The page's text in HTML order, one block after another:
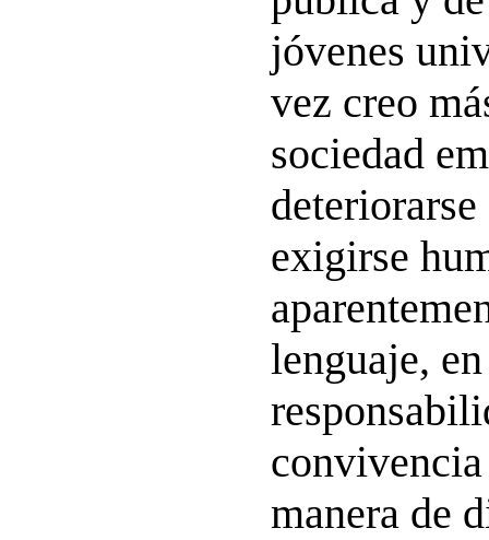
jóvenes
vez creo
sociedad
exigirse
lenguaje,
manera de